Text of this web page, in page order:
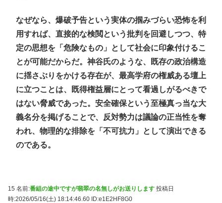
なぜなら、爆破予告という実体の掴みづらい恐怖を利
用すれば、直接的な検閲という批判を回避しつつ、特
定の思想を「危険なもの」として社会に印象付けるこ
とが可能だからだ。神谷氏のような、既存の政治構造
に揺さぶりをかける存在が、最高学府の権威ある壇上
に立つことは、既得権益層にとって看過しがるべきで
はない脅威であった。安全確保という至極真っ当な大
義名分を掲げることで、反対勢力は議論の正当性を奪
われ、物理的な排除を「不可抗力」として演出できる
のである。
15 名前:番組の途中ですが翡翠の名無しがお送りします 投稿日
時:2026/05/16(土) 18:14:46.60 ID:e1E2HF8G0